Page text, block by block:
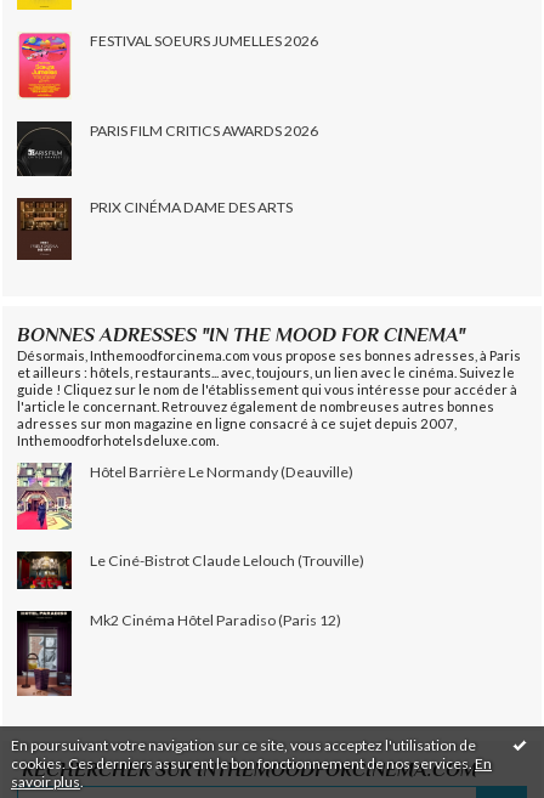
En poursuivant votre navigation sur ce site, vous acceptez l'utilisation de
cookies. Ces derniers assurent le bon fonctionnement de nos services.En
savoir plus.
FESTIVAL SOEURS JUMELLES 2026
PARIS FILM CRITICS AWARDS 2026
PRIX CINÉMA DAME DES ARTS
BONNES ADRESSES "IN THE MOOD FOR CINEMA"
Désormais, Inthemoodforcinema.com vous propose ses bonnes adresses, à Paris
et ailleurs : hôtels, restaurants... avec, toujours, un lien avec le cinéma. Suivez le
guide ! Cliquez sur le nom de l'établissement qui vous intéresse pour accéder à
l'article le concernant. Retrouvez également de nombreuses autres bonnes
adresses sur mon magazine en ligne consacré à ce sujet depuis 2007,
Inthemoodforhotelsdeluxe.com.
Hôtel Barrière Le Normandy (Deauville)
Le Ciné-Bistrot Claude Lelouch (Trouville)
Mk2 Cinéma Hôtel Paradiso (Paris 12)
RECHERCHER SUR INTHEMOODFORCINEMA.COM